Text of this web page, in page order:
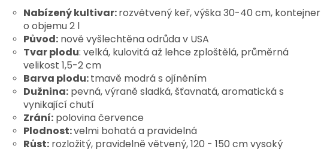
Nabízený kultivar:rozvětvený keř, výška 30-40 cm, kontejner
o objemu 2 l
Původ: nově vyšlechtěna odrůda v USA
Tvar plodu: velká, kulovitá až lehce zploštělá, průměrná
velikost 1,5-2 cm
Barva plodu:tmavě modrá s ojíněním
Dužnina: pevná, výraně sladká, šťavnatá, aromatická s
vynikající chutí
Zrání: polovina července
Plodnost:velmi bohatá a pravidelná
Růst: rozložitý, pravidelně větvený, 120 - 150 cm vysoký